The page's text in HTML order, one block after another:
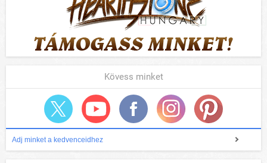
Kövess minket
Adj minket a kedvenceidhez